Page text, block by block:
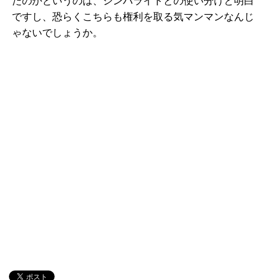
ですし、恐らくこちらも権利を取る気マンマンなんじ
ゃないでしょうか。